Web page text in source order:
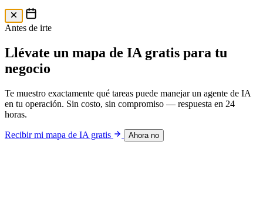
Mapa IA gratis
Antes de irte
Llévate un mapa de IA gratis para tu
negocio
Te muestro exactamente qué tareas puede manejar un agente de IA
en tu operación. Sin costo, sin compromiso — respuesta en 24
horas.
Recibir mi mapa de IA gratis Ahora no